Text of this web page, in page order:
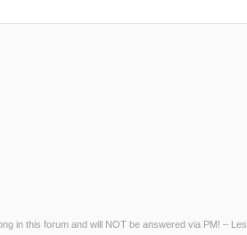
in this forum and will NOT be answered via PM! – Les